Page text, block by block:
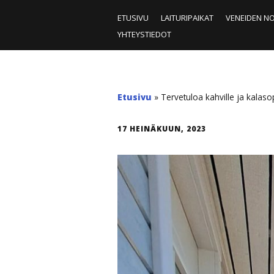
ETUSIVU LAITURIPAIKAT
VENEIDEN
YHTEYSTIEDOT
Etusivu » Tervetuloa kahville ja
17 HEINÄKUUN, 2023